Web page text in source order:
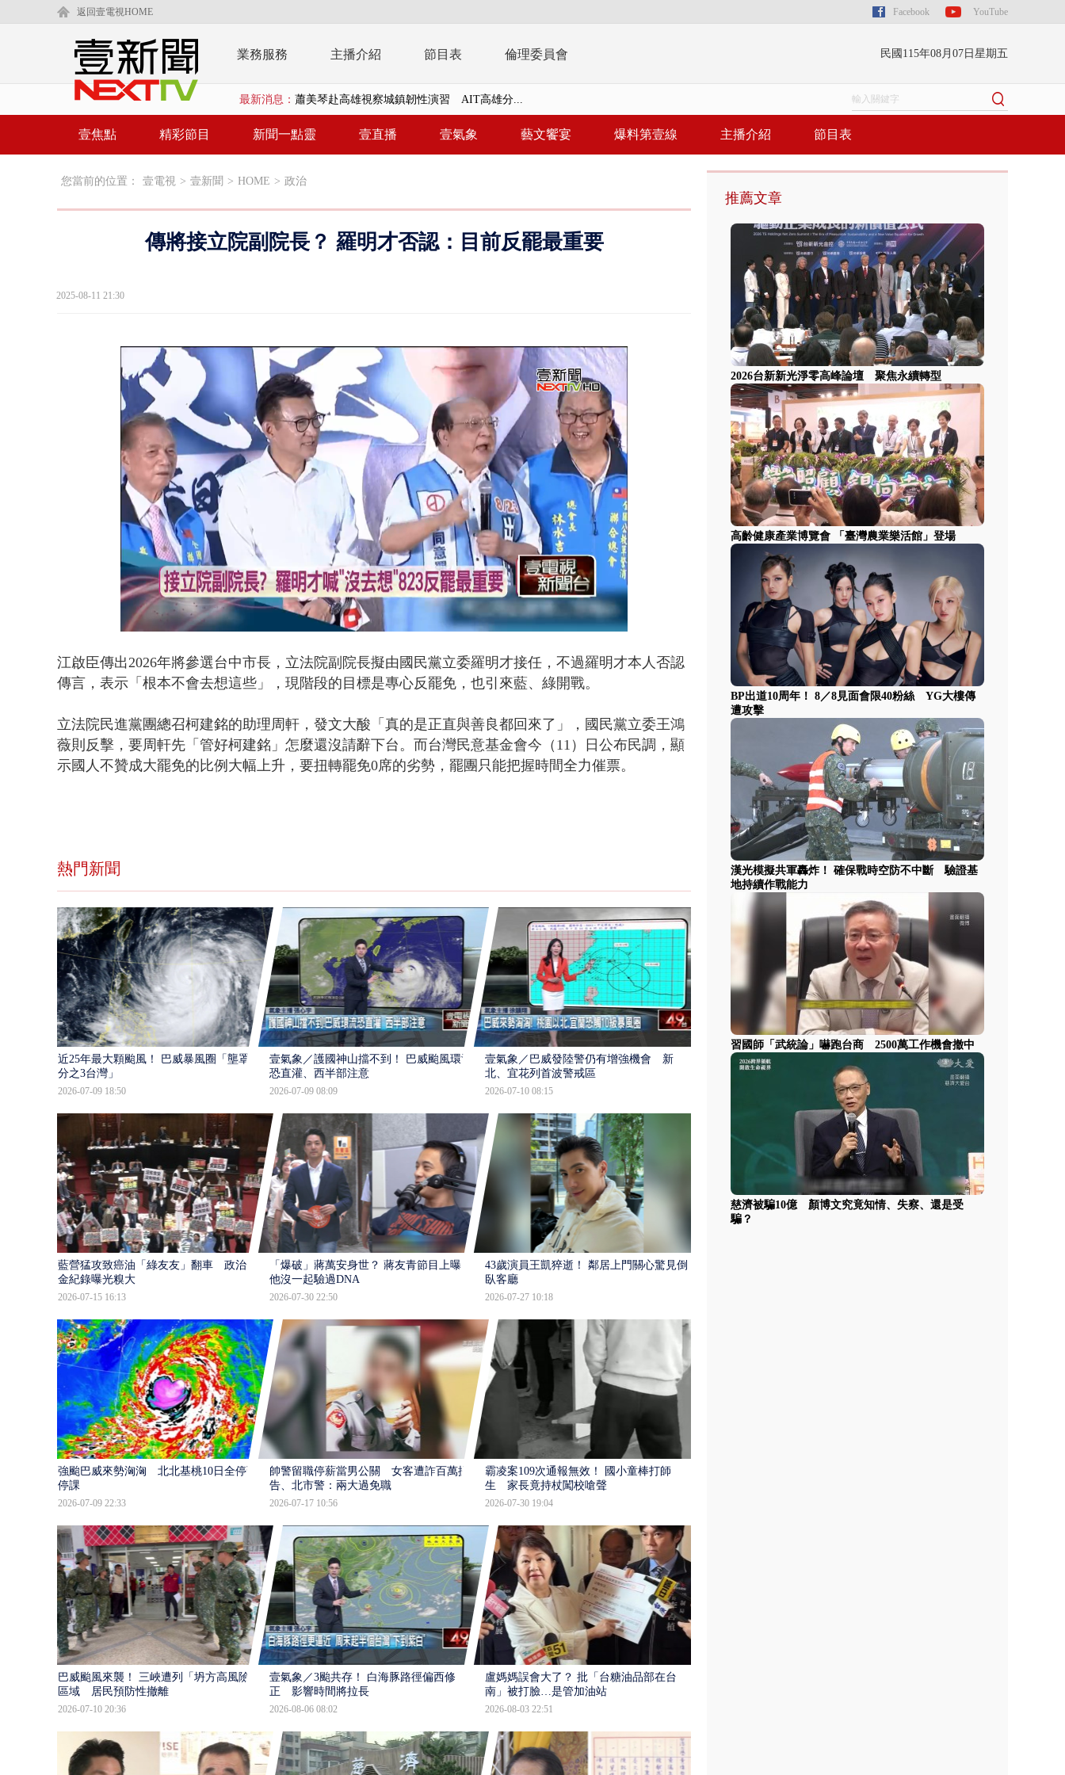
返回壹電視HOME Facebook YouTube
業務服務 主播介紹 節目表 倫理委員會 民國115年08月07日星期五
最新消息： 蕭美琴赴高雄視察城鎮韌性演習 AIT高雄分...
「鯨魚」挾風雨肆虐菲律賓 土石流災情釀6
白海豚海警！ 雨彈將炸台中以北 不排除明...
沖繩機場航班取消！ 滯留旅客「拚手速」搶...
壹焦點 精彩節目 新聞一點靈 壹直播 壹氣象 藝文饗宴 爆料第壹線 主播介紹 節目表
您當前的位置： 壹電視 > 壹新聞 > HOME > 政治
傳將接立院副院長？ 羅明才否認：目前反罷最重要
2025-08-11 21:30
38.03%
江啟臣傳出2026年將參選台中市長， 立法院副院長擬由國民黨立委羅明才接任，不過羅明才本人否認
傳言，表示「根本不會去想這些」， 現階段的目標是專心反罷免，也引來藍、綠開戰。
立法院民進黨團總召柯建銘的助理周軒，發文大酸「真的是正直與善良都回來了」，國民黨立委王鴻
薇則反擊，要周軒先「管好柯建銘」怎麼還沒請辭下台。 而台灣民意基金會今（11） 日 公布民調，顯
示國人不贊成大罷免的比例大幅上升， 要扭轉罷免0席的劣勢，罷團只能把握時間全力催票。
熱門新聞
近25年最大顆颱風！ 巴威暴風圈「壟罩4
分之3台灣」
2026-07-09 18:50
壹氣象／護國神山擋不到！ 巴威颱風環流
恐直灌、西半部注意
2026-07-09 08:09
壹氣象／巴威發陸警仍有增強機會 新
北、宜花列首波警戒區
2026-07-10 08:15
藍營猛攻致癌油「綠友友」翻車 政治獻
金紀錄曝光糗大
2026-07-15 16:13
「爆破」蔣萬安身世？ 蔣友青節目上曝：
他沒一起驗過DNA
2026-07-30 22:50
43歲演員王凱猝逝！ 鄰居上門關心驚見倒
臥客廳
2026-07-27 10:18
強颱巴威來勢洶洶 北北基桃10日全停班
停課
2026-07-09 22:33
帥警留職停薪當男公關 女客遭詐百萬提
告、北市警：兩大過免職
2026-07-17 10:56
霸凌案109次通報無效！ 國小童棒打師
生 家長竟持杖闖校嗆聲
2026-07-30 19:04
巴威颱風來襲！ 三峽遭列「坍方高風險」
區域 居民預防性撤離
2026-07-10 20:36
壹氣象／3颱共存！ 白海豚路徑偏西修
正 影響時間將拉長
2026-08-06 08:02
盧媽媽誤會大了？ 批「台糖油品部在台
南」被打臉…是管加油站
2026-08-03 22:51
推薦文章
2026台新新光淨零高峰論壇 聚焦永續轉型
高齡健康產業博覽會 「臺灣農業樂活館」登場
BP出道10周年！ 8／8見面會限40粉絲 YG大樓傳
遭攻擊
漢光模擬共軍轟炸！ 確保戰時空防不中斷 驗證基
地持續作戰能力
習國師「武統論」嚇跑台商 2500萬工作機會撤中
慈濟被騙10億 顏博文究竟知情、失察、還是受
騙？